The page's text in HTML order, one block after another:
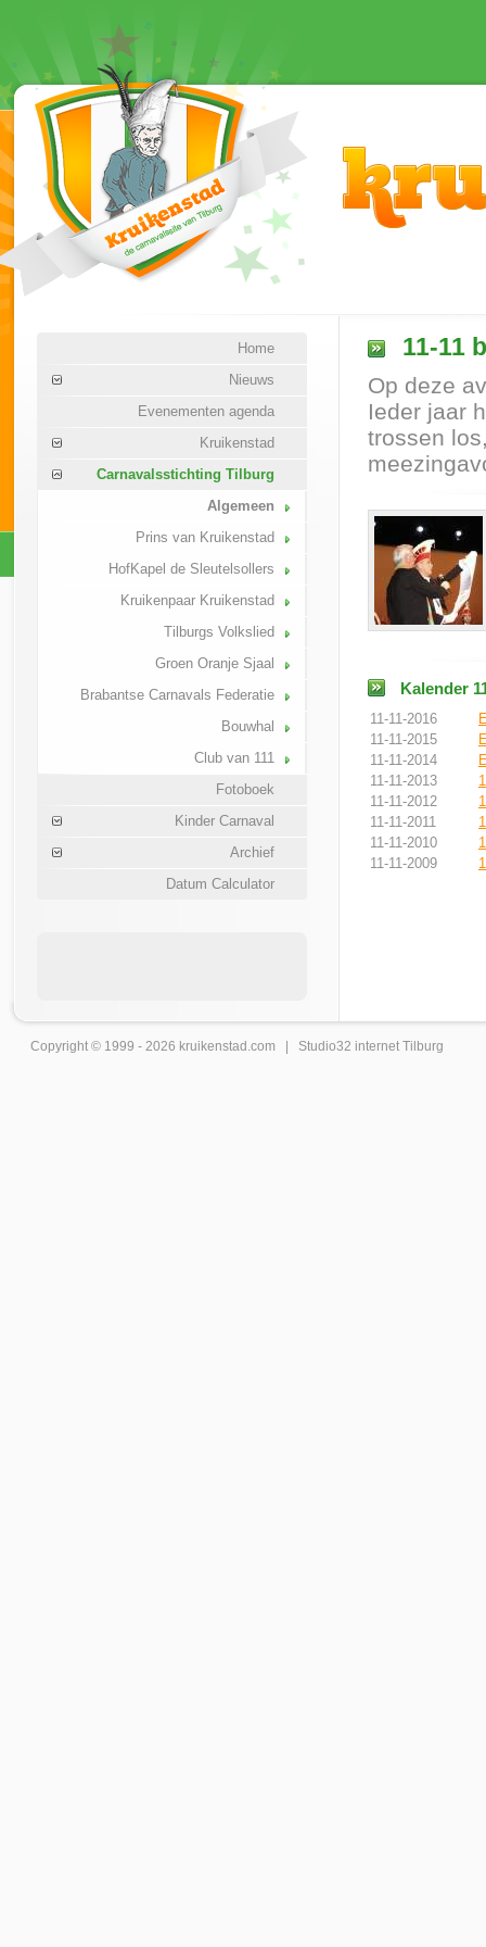
Home
Nieuws
Evenementen agenda
Kruikenstad
Carnavalsstichting Tilburg
Algemeen
Prins van Kruikenstad
HofKapel de Sleutelsollers
Kruikenpaar Kruikenstad
Tilburgs Volkslied
Groen Oranje Sjaal
Brabantse Carnavals Federatie
Bouwhal
Club van 111
Fotoboek
Kinder Carnaval
Archief
Datum Calculator
11-11
Op deze
Ieder jaar
trossen
Kalender
11-11-2016
11-11-2015
11-11-2014
11-11-2013
11-11-2012
11-11-2011
11-11-2010
11-11-2009
Copyright © 1999 - 2026 kruikenstad .com | Studio32 internet Tilburg